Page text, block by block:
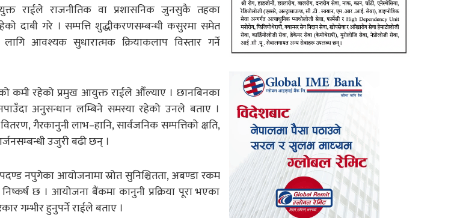
राईले राजनीतिक वा प्रशासनिक जुनसुकै तहका
दाबी गरे । सम्पत्ति शुद्धीकरणसम्बन्धी कसुरमा समेत
आवश्यक सुधारात्मक क्रियाकलाप विस्तार गर्ने
कमी रहेको प्रमुख आयुक्त राईले औँल्याए । छानबिनका
अनुसन्धान लम्बिने समस्या रहेको उनले बताए ।
गैरकानुनी लाभ–हानि, सार्वजनिक सम्पत्तिको क्षति,
उजुरी बढी छन् ।
नपुगेका आयोजनामा स्रोत सुनिश्चितता, अबण्डा रकम
छ । आयोजना बैंकमा कानुनी प्रक्रिया पूरा भएका
गम्भीर हुनुपर्ने राईले बताए ।